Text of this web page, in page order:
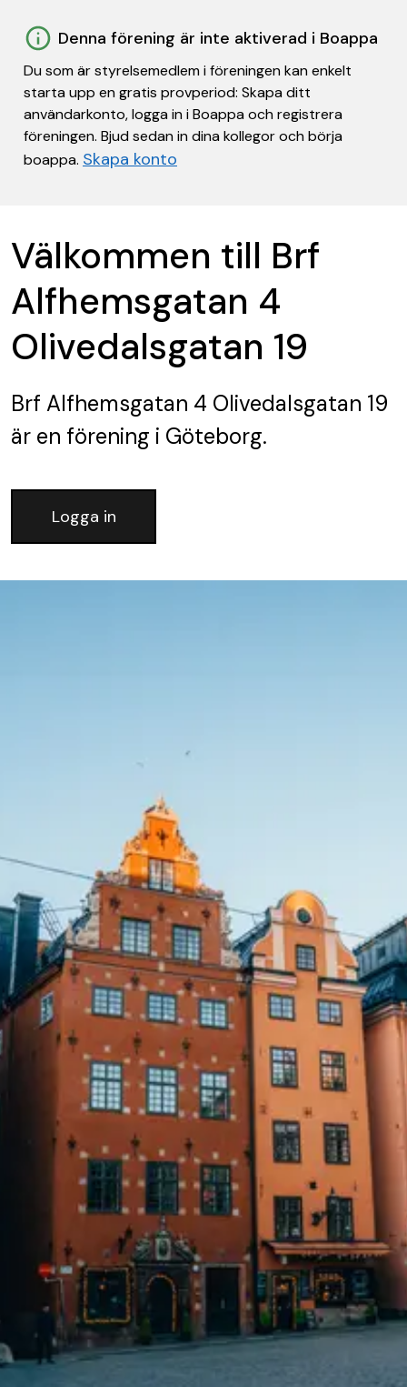
Denna förening är inte aktiverad i Boappa
Du som är styrelsemedlem i föreningen kan enkelt
starta upp en gratis provperiod: Skapa ditt
användarkonto, logga in i Boappa och registrera
föreningen. Bjud sedan in dina kollegor och börja
boappa. Skapa konto
Välkommen till Brf
Alfhemsgatan 4
Olivedalsgatan 19
Brf Alfhemsgatan 4 Olivedalsgatan 19
är en förening i Göteborg.
Logga in